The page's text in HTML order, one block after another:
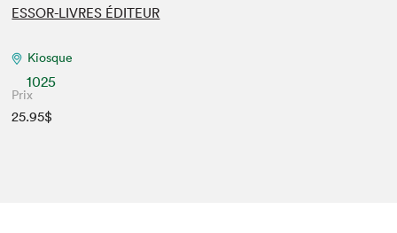
ESSOR-LIVRES ÉDITEUR
Kiosque
1025
Prix
25.95$